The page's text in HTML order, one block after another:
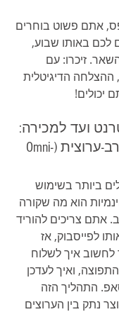
אתם פשוט בוחרים
לכם באותו שבוע,
זיכרו: עם
הדיגיטלית
יכולים!
ועד למכירה:
כוחה של הפצה רב-ערוצית (Omni-
ביותר בשימוש
הוא מה שקורה
אתם צריכים להוריד
לפייסבוק, אז
איך לשלוח
ואיך לעדכן
התהליך הזה
נתק בין הערוצים